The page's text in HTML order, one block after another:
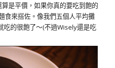
是平價，如果你真的要吃到飽的
食來搭佐。像我們五個人平均攤
吃的很飽了～(不過Wisely還是吃